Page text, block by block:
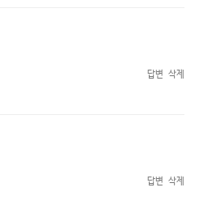
답변 삭제
답변 삭제